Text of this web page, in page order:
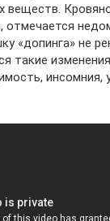
отмечается
«допинга» не
такие
инсомния,